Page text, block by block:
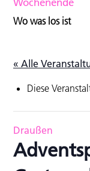
Wo was los ist
« Alle
Diese
Draußen